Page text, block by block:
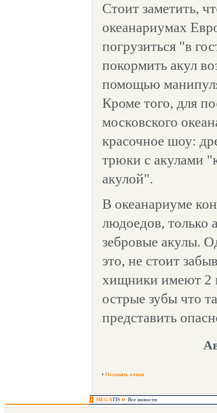
Стоит заметить,
океанариумах
погрузиться "в
покормить акул
помощью
Кроме того, для
московского
красочное шоу:
трюки с акулами
акулой".
В океанариуме
людоедов, только
зебровые акулы.
это, не стоит
хищники имеют 2
острые зубы что
представить
Оставить отзыв
MEGATIS Все новости